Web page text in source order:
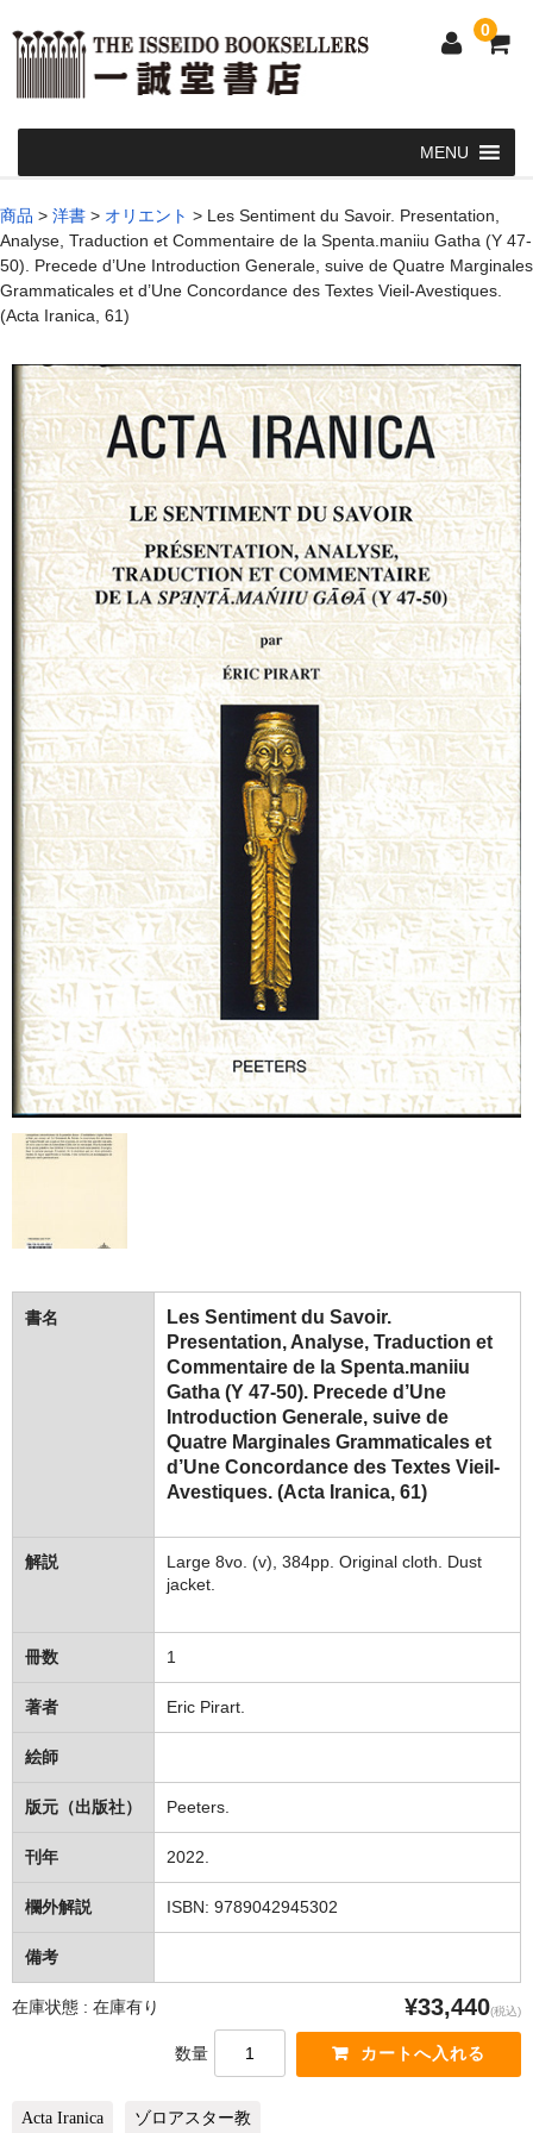
0
和 書
洋 書
カート
発送・支払い方法
お問い合せ
商品 > 洋書 > オリエント > Les Sentiment du Savoir. Presentation,
Analyse, Traduction et Commentaire de la Spenta.maniiu Gatha (Y 47-
50). Precede d’Une Introduction Generale, suive de Quatre Marginales
Grammaticales et d’Une Concordance des Textes Vieil-Avestiques.
(Acta Iranica, 61)
書名
Les Sentiment du Savoir.
Presentation, Analyse, Traduction et
Commentaire de la Spenta.maniiu
Gatha (Y 47-50). Precede d’Une
Introduction Generale, suive de
Quatre Marginales Grammaticales et
d’Une Concordance des Textes Vieil-
Avestiques. (Acta Iranica, 61)
解説
Large 8vo. (v), 384pp. Original cloth. Dust
jacket.
冊数 1
著者 Eric Pirart.
絵師
版元（出版社） Peeters.
刊年 2022.
欄外解説 ISBN: 9789042945302
備考
在庫状態 : 在庫有り ¥33,440(税込)
数量
Acta Iranica ゾロアスター教